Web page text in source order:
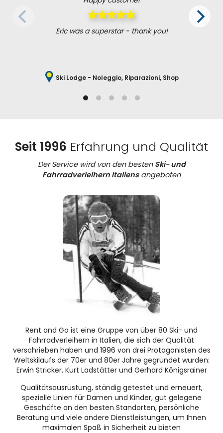
Eric was a superstar - thank you!
Ski Lodge - Noleggio, Riparazioni, Shop
Seit 1996 Erfahrung und Qualität
Der Service wird von den besten Ski- und
Fahrradverleihern Italiensangeboten
Rent and Go ist eine Gruppe von über 80 Ski- und
Fahrradverleihern in Italien, die sich der Qualität
verschrieben haben und 1996 von drei Protagonisten des
Weltskilaufs der 70er und 80er Jahre gegründet wurden:
Erwin Stricker, Kurt Ladstätter und Gerhard Königsrainer
Qualitätsausrüstung, ständig getestet und erneuert,
spezielle Linien für Damen und Kinder, gut gelegene
Geschäfte an den besten Standorten, persönliche
Beratung und viele andere Dienstleistungen, um Ihnen
maximalen Spaß in Sicherheit zu bieten